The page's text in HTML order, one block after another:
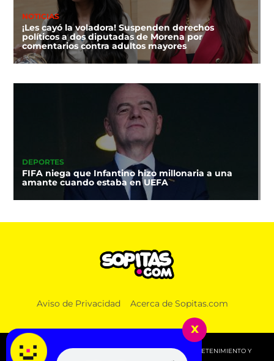
NOTICIAS
¡Les cayó la voladora! Suspenden derechos
políticos a dos diputadas de Morena por
comentarios contra adultos mayores
DEPORTES
FIFA niega que Infantino hizo millonaria a una
amante cuando estaba en UEFA
Aviso de Privacidad Acerca de Sopitas.com
© 2026 SOPITAS.COM - MÚSICA, NOTICIAS, DEPORTES, ENTRETENIMIENTO Y
x